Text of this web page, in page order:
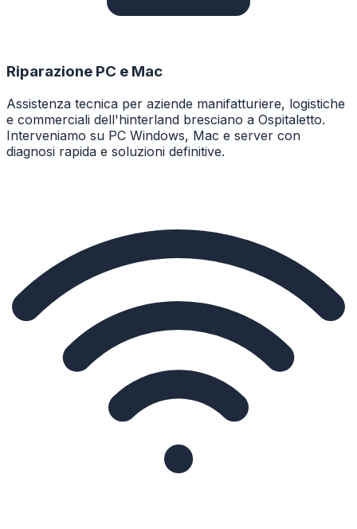
Riparazione PC e Mac
Assistenza tecnica per aziende manifatturiere, logistiche
e commerciali dell'hinterland bresciano a Ospitaletto.
Interveniamo su PC Windows, Mac e server con
diagnosi rapida e soluzioni definitive.